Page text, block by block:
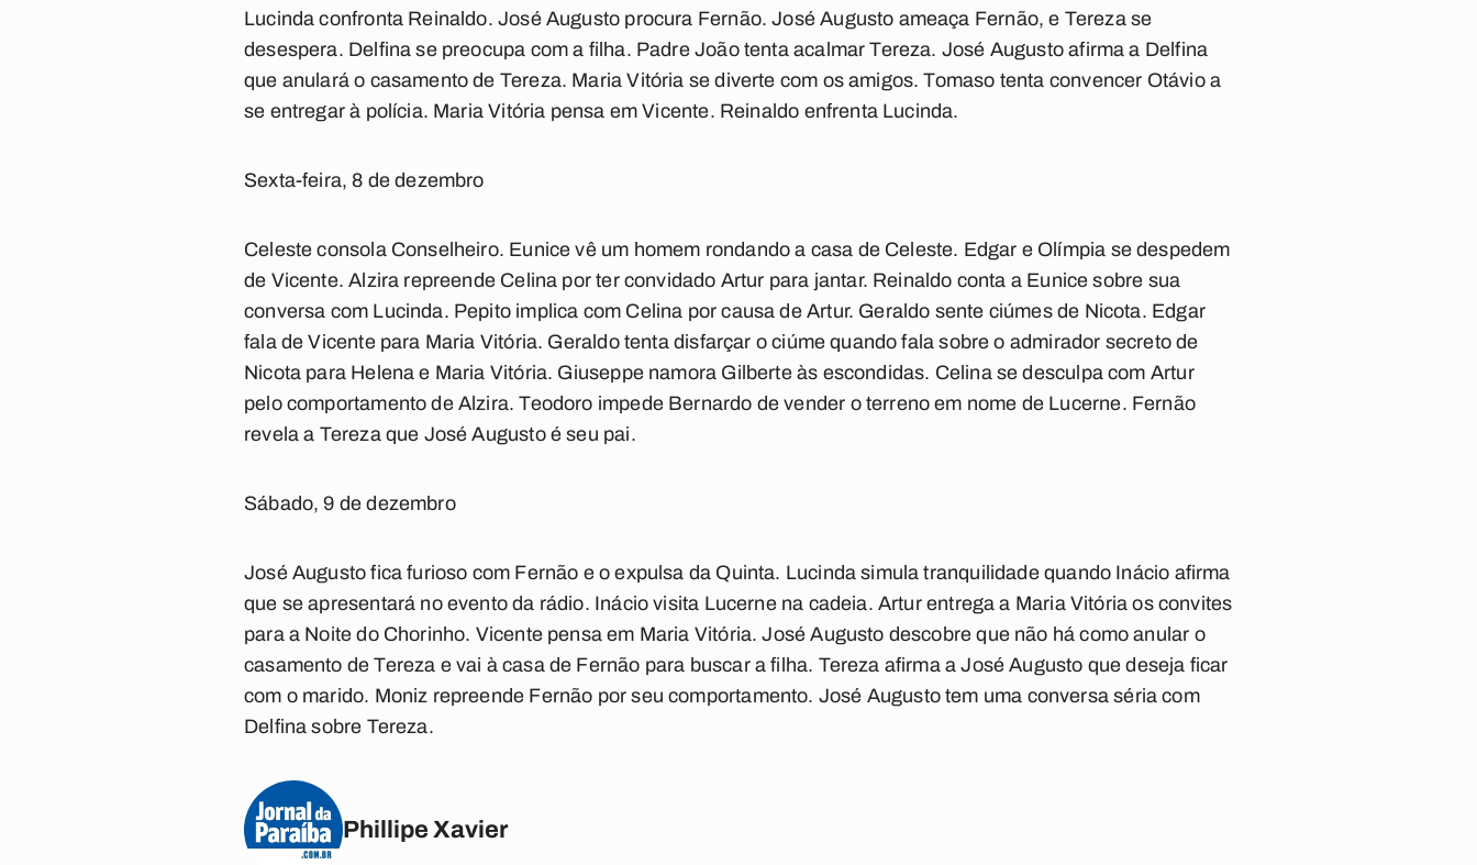
Lucinda confronta Reinaldo. José Augusto procura Fernão. José Augusto ameaça Fernão, e Tereza se
desespera. Delfina se preocupa com a filha. Padre João tenta acalmar Tereza. José Augusto afirma a Delfina
que anulará o casamento de Tereza. Maria Vitória se diverte com os amigos. Tomaso tenta convencer Otávio a
se entregar à polícia. Maria Vitória pensa em Vicente. Reinaldo enfrenta Lucinda.
Sexta-feira, 8 de dezembro
Celeste consola Conselheiro. Eunice vê um homem rondando a casa de Celeste. Edgar e Olímpia se despedem
de Vicente. Alzira repreende Celina por ter convidado Artur para jantar. Reinaldo conta a Eunice sobre sua
conversa com Lucinda. Pepito implica com Celina por causa de Artur. Geraldo sente ciúmes de Nicota. Edgar
fala de Vicente para Maria Vitória. Geraldo tenta disfarçar o ciúme quando fala sobre o admirador secreto de
Nicota para Helena e Maria Vitória. Giuseppe namora Gilberte às escondidas. Celina se desculpa com Artur
pelo comportamento de Alzira. Teodoro impede Bernardo de vender o terreno em nome de Lucerne. Fernão
revela a Tereza que José Augusto é seu pai.
Sábado, 9 de dezembro
José Augusto fica furioso com Fernão e o expulsa da Quinta. Lucinda simula tranquilidade quando Inácio afirma
que se apresentará no evento da rádio. Inácio visita Lucerne na cadeia. Artur entrega a Maria Vitória os convites
para a Noite do Chorinho. Vicente pensa em Maria Vitória. José Augusto descobre que não há como anular o
casamento de Tereza e vai à casa de Fernão para buscar a filha. Tereza afirma a José Augusto que deseja ficar
com o marido. Moniz repreende Fernão por seu comportamento. José Augusto tem uma conversa séria com
Delfina sobre Tereza.
Phillipe Xavier